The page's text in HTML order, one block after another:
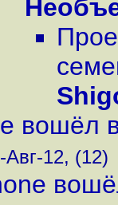
вошёл
12, (12)